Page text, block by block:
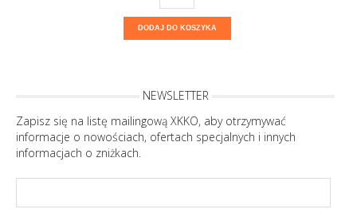
DODAJ DO KOSZYKA
NEWSLETTER
Zapisz się na listę mailingową XKKO, aby otrzymywać
informacje o nowościach, ofertach specjalnych i innych
informacjach o zniżkach.